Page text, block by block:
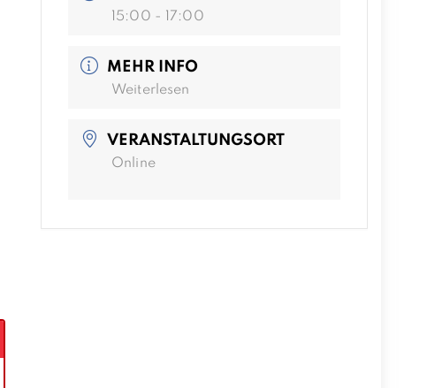
15:00 - 17:00
MEHR INFO
Weiterlesen
VERANSTALTUNGSORT
Online